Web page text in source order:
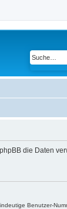
die Daten
Benutzer-